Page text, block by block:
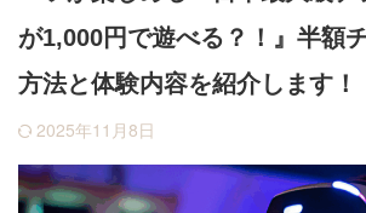
が1,000円で遊べる？！』半額
方法と体験内容を紹介します！
2025年11月8日